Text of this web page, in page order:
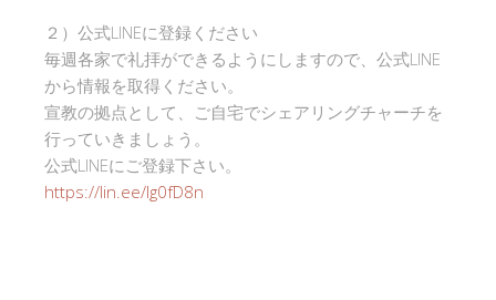
２）公式LINEに登録ください
毎週各家で礼拝ができるようにしますので、公式LINE
から情報を取得ください。
宣教の拠点として、ご自宅でシェアリングチャーチを
行っていきましょう。
公式LINEにご登録下さい。
https://lin.ee/Ig0fD8n